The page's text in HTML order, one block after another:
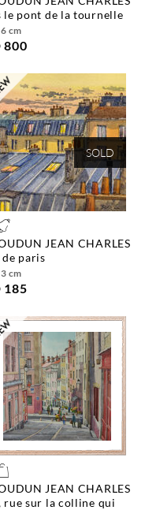
le pont de la tournelle
cm
800
SOLD
JEAN CHARLES
de paris
cm
185
JEAN CHARLES